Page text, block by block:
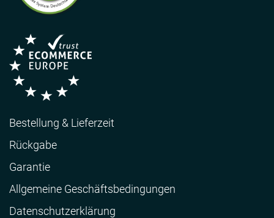
Bestellung & Lieferzeit
Rückgabe
Garantie
Allgemeine Geschäftsbedingungen
Datenschutzerklärung